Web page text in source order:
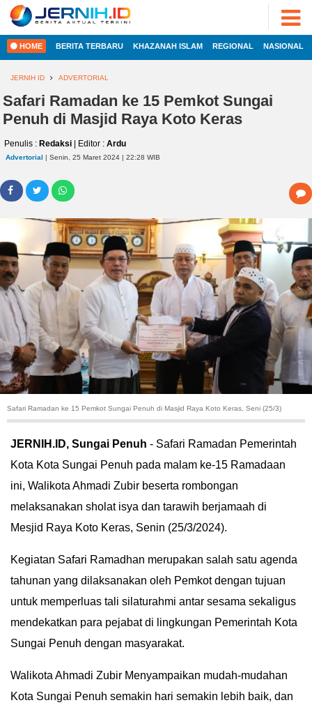
HOME
REGIONAL
NASIONAL
INTERNASIONAL
EKOBIS
POLITIK
HUKUM
KRIMINAL
KHAZANAH
TEKNOLOGI
OTOMOTIF
HIBURAN
GALLERY
IN
OPINI
ADVERTORIAL
FOTO
VIDEO
PESONA
JAMBI
PESONA
PESONA
CAKRAWALA
PROPERTY
LIFESTYLE
ENTREPRENEURSHIP
2022
JERNIH.ID
•
Developed
HOME BERITA TERBARU KHAZANAH ISLAM REGIONAL NASIONAL
JERNIH ID ADVERTORIAL
Safari Ramadan ke 15 Pemkot Sungai
Penuh di Masjid Raya Koto Keras
Penulis : Redaksi | Editor : Ardu
Advertorial | Senin, 25 Maret 2024 | 22:28 WIB
Safari Ramadan ke 15 Pemkot Sungai Penuh di Masjid Raya Koto Keras, Seni (25/3)
JERNIH.ID, Sungai Penuh - Safari Ramadan Pemerintah
Kota Kota Sungai Penuh pada malam ke-15 Ramadaan
ini, Walikota Ahmadi Zubir beserta rombongan
melaksanakan sholat isya dan tarawih berjamaah di
Mesjid Raya Koto Keras, Senin (25/3/2024).
Kegiatan Safari Ramadhan merupakan salah satu agenda
tahunan yang dilaksanakan oleh Pemkot dengan tujuan
untuk memperluas tali silaturahmi antar sesama sekaligus
mendekatkan para pejabat di lingkungan Pemerintah Kota
Sungai Penuh dengan masyarakat.
Walikota Ahmadi Zubir Menyampaikan mudah-mudahan
Kota Sungai Penuh semakin hari semakin lebih baik, dan